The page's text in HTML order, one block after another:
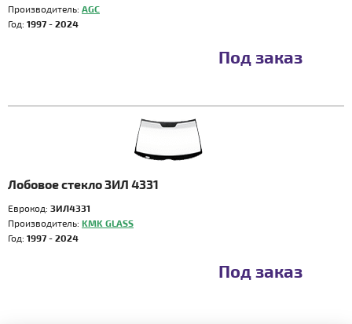
Производитель: AGC
Год: 1997 - 2024
Под заказ
Лобовое стекло ЗИЛ 4331
Еврокод: ЗИЛ4331
Производитель: KMK GLASS
Год: 1997 - 2024
Под заказ